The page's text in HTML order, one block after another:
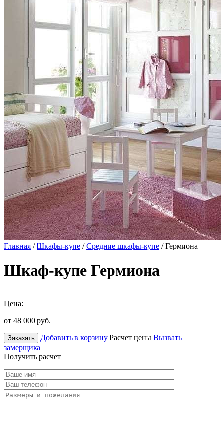
Главная /Шкафы-купе /Средние шкафы-купе / Гермиона
Шкаф-купе Гермиона
Цена:
от 48 000 руб.
Заказать Добавить в корзину Расчет цены Вызвать
замерщика
Получить расчет